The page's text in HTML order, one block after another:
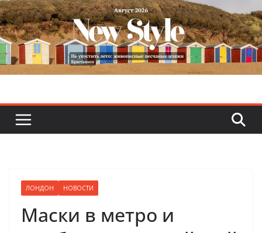
Skip
to
content
ЛОНДОН НОВОСТИ
Маски в метро и